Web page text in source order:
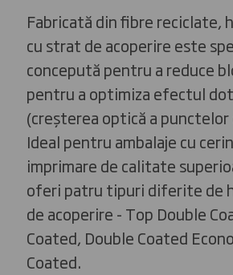
Fabricată din fibre reciclate,
cu strat de acoperire este
concepută pentru a reduce
pentru a optimiza efectul
(creșterea optică a
Ideal pentru ambalaje cu
imprimare de calitate
oferi patru tipuri diferite de
de acoperire - Top Double
Coated, Double Coated
Coated.